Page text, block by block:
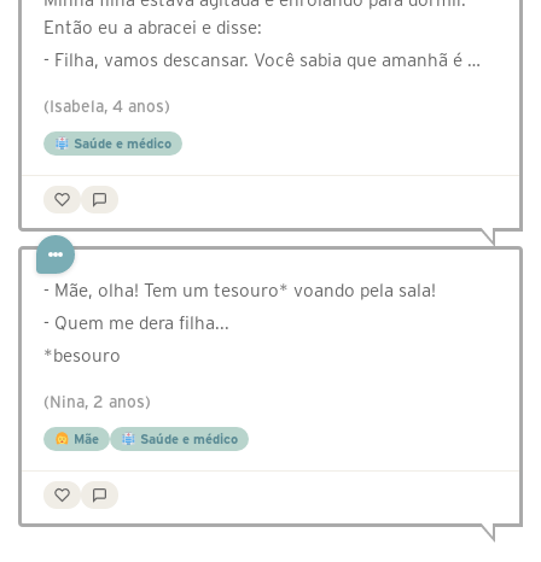
Então eu a abracei e disse:
- Filha, vamos descansar. Você sabia que amanhã é …
(Isabela, 4 anos)
Saúde e médico
- Mãe, olha! Tem um tesouro* voando pela sala!
- Quem me dera filha...
*besouro
(Nina, 2 anos)
Mãe Saúde e médico